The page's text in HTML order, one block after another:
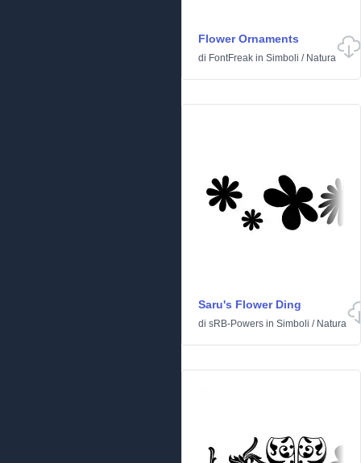
Flower Ornaments
di FontFreak in Simboli / Natura
Saru's Flower Ding
di sRB-Powers in Simboli / Natura